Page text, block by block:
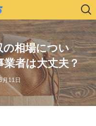
の相場につい
業者は大丈夫？
月11日